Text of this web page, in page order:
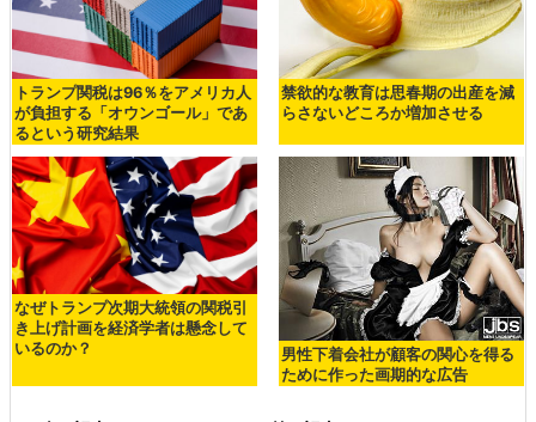
トランプ関税は96％をアメリカ人
が負担する「オウンゴール」であ
るという研究結果
禁欲的な教育は思春期の出産を減
らさないどころか増加させる
なぜトランプ次期大統領の関税引
き上げ計画を経済学者は懸念して
いるのか？
男性下着会社が顧客の関心を得る
ために作った画期的な広告